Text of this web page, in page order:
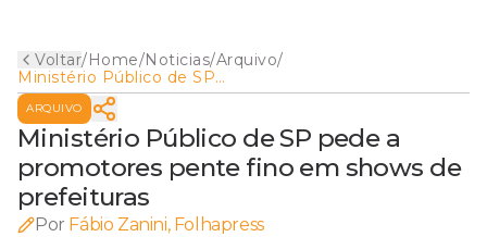
Voltar/Home/Noticias/Arquivo/
Ministério Público de SP
pede a promotores pente
fino em shows de prefeituras
ARQUIVO
Ministério Público de SP pede a
promotores pente fino em shows de
prefeituras
Por Fábio Zanini, Folhapress